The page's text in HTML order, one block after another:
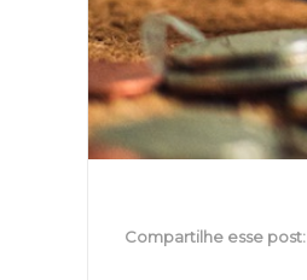
Compartilhe esse post: